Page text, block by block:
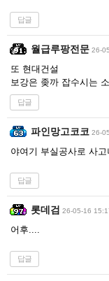
답글
월급루팡전문 26-
또 현대건설
보강은 좆까 잡수시는
답글
파인망고코코 26-
야여기 부실공사로 사
답글
롯데검 26-05-16
어후....
답글